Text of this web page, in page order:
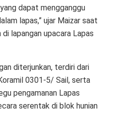
dapat mengganggu
lapas,” ujar Maizar saat
lapangan upacara Lapas
diterjunkan, terdiri dari
0301-5/ Sail, serta
pengamanan Lapas
serentak di blok hunian